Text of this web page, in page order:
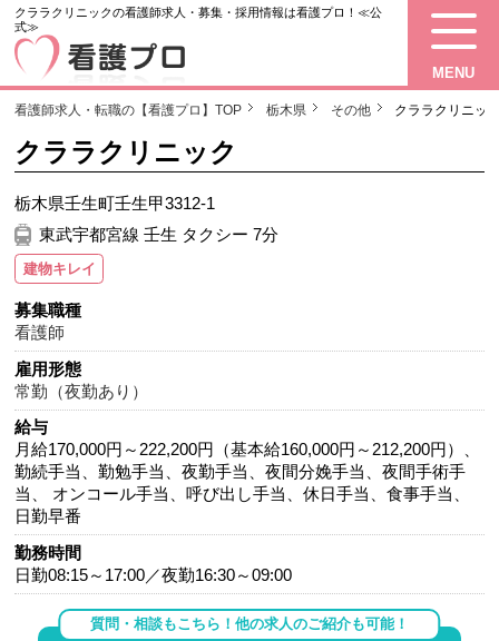
クララクリニックの看護師求人・募集・採用情報は看護プロ！≪公
式≫
MENU
看護師求人・転職の【看護プロ】TOP 栃木県 その他 クララクリニッ
クララクリニック
栃木県壬生町壬生甲3312-1
東武宇都宮線 壬生 タクシー 7分
建物キレイ
募集職種
看護師
雇用形態
常勤（夜勤あり）
給与
月給170,000円～222,200円（基本給160,000円～212,200円）、
勤続手当、勤勉手当、夜勤手当、夜間分娩手当、夜間手術手
当、 オンコール手当、呼び出し手当、休日手当、食事手当、
日勤早番
勤務時間
日勤08:15～17:00／夜勤16:30～09:00
質問・相談もこちら！他の求人のご紹介も可能！